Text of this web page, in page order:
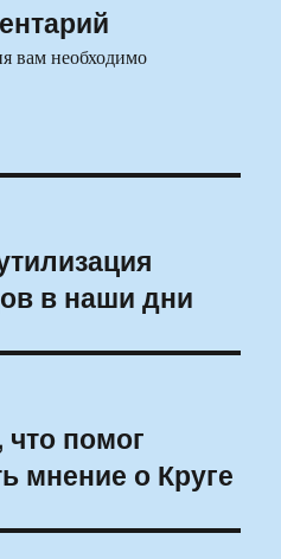
вам необходимо
в наши дни
помог
мнение о Круге